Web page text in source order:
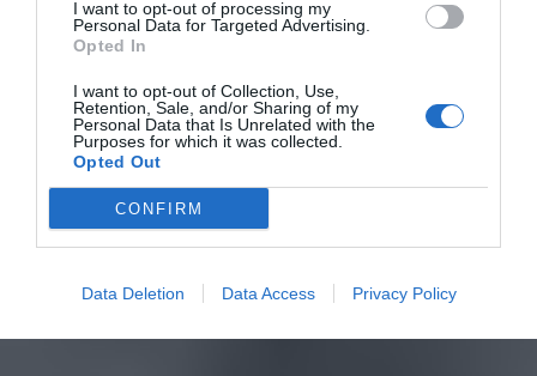
I want to opt-out of processing my
Personal Data for Targeted Advertising.
Opted In
I want to opt-out of Collection, Use,
Retention, Sale, and/or Sharing of my
Personal Data that Is Unrelated with the
Purposes for which it was collected.
Opted Out
CONFIRM
Data Deletion Data Access Privacy Policy